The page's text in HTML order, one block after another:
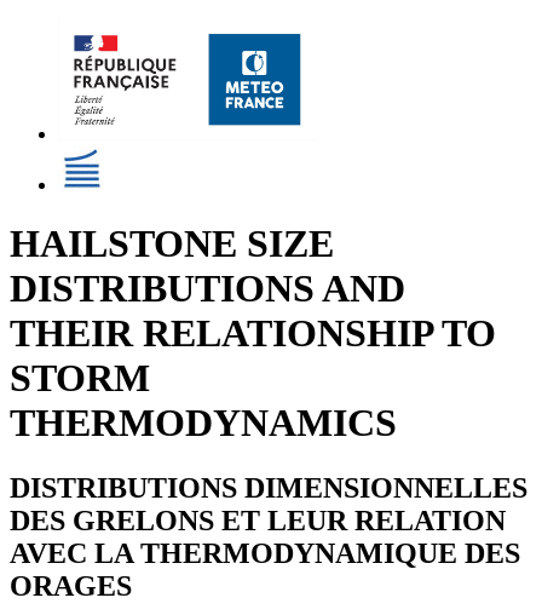
HAILSTONE SIZE
DISTRIBUTIONS AND
THEIR RELATIONSHIP TO
STORM
THERMODYNAMICS
DISTRIBUTIONS DIMENSIONNELLES
DES GRELONS ET LEUR RELATION
AVEC LA THERMODYNAMIQUE DES
ORAGES